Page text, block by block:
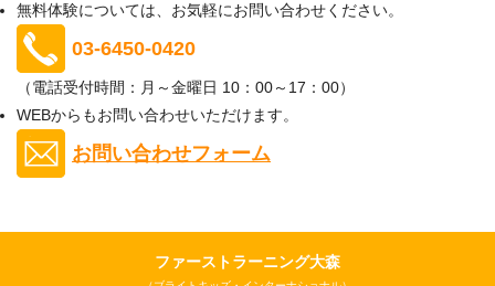
無料体験については、お気軽にお問い合わせください。
03-6450-0420
（電話受付時間：月～金曜日 10：00～17：00）
WEBからもお問い合わせいただけます。
お問い合わせフォーム
ファーストラーニング大森